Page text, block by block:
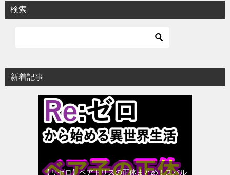
検索
新着記事
【リゼロ】ベアトリスの正体まとめ！スバル